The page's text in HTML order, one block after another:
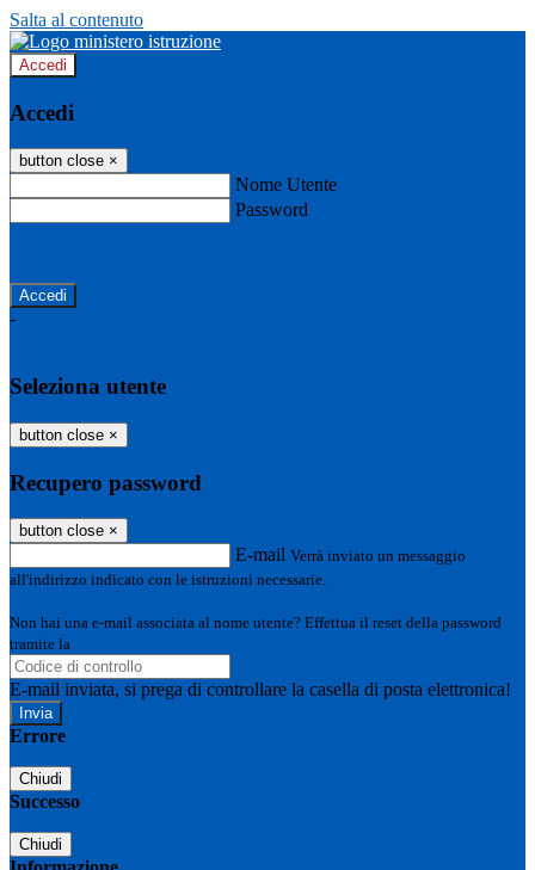
Salta al contenuto
Accedi
Accedi
button close ×
Nome Utente
Password
-
Seleziona utente
button close ×
Recupero password
button close ×
E-mail Verrà inviato un messaggio
all'indirizzo indicato con le istruzioni necessarie.
Non hai una e-mail associata al nome utente? Effettua il reset della password
tramite la
E-mail inviata, si prega di controllare la casella di posta elettronica!
Errore
Chiudi
Successo
Chiudi